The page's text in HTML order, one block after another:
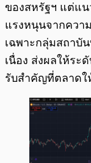
ของสหรัฐฯ แต่แน
แรงหนุนจากควา
เฉพาะกลุ่มสถาบั
เนื่อง ส่งผลให้ระ
รับสำคัญที่ตลาดใ